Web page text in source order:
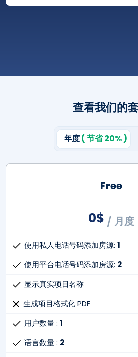
功能：所有入门级功能 + API
高级版（企业版）：
货币：美元、土耳其里拉
功能：包含所有 Plus 功能 + 完
使用这些计划，即可立即开始在
查看我们的
年度( 节省 20% )
Free
0$ / 月度
使用私人电话号码添加房源: 1
使用平台电话号码添加房源: 2
显示真实项目名称
生成项目格式化 PDF
用户数量 : 1
语言数量 : 2